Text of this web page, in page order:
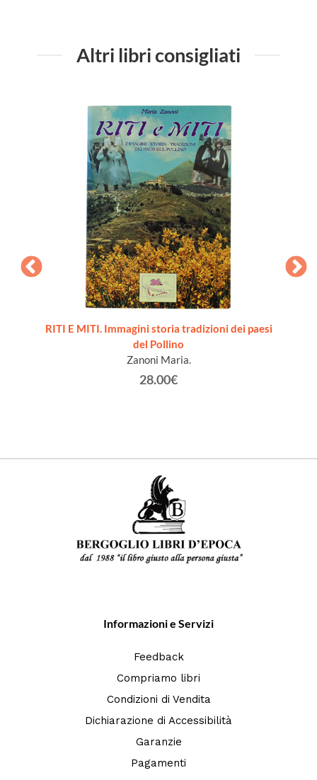
Altri libri consigliati
RITI E MITI. Immagini storia tradizioni dei paesi
del Pollino
Zanoni Maria.
28.00€
Informazioni e Servizi
Feedback
Compriamo libri
Condizioni di Vendita
Dichiarazione di Accessibilità
Garanzie
Pagamenti